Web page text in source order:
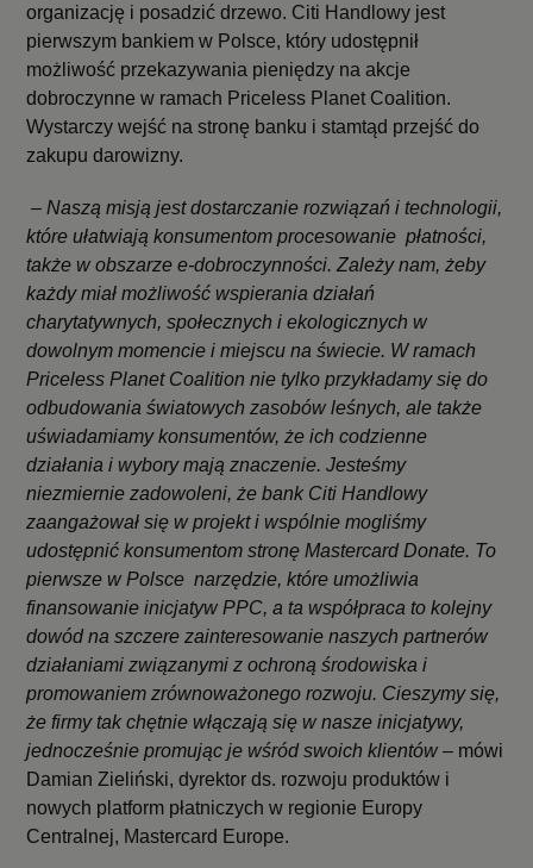
organizację i posadzić drzewo. Citi Handlowy jest
pierwszym bankiem w Polsce, który udostępnił
możliwość przekazywania pieniędzy na akcje
dobroczynne w ramach Priceless Planet Coalition.
Wystarczy wejść na stronę banku i stamtąd przejść do
zakupu darowizny.
–Naszą misją jest dostarczanie rozwiązań i technologii,
które ułatwiają konsumentom procesowanie płatności,
także w obszarze e-dobroczynności. Zależy nam, żeby
każdy miał możliwość wspierania działań
charytatywnych, społecznych i ekologicznych w
dowolnym momencie i miejscu na świecie. W ramach
Priceless Planet Coalition nie tylko przykładamy się do
odbudowania światowych zasobów leśnych, ale także
uświadamiamy konsumentów, że ich codzienne
działania i wybory mają znaczenie. Jesteśmy
niezmiernie zadowoleni, że bank Citi Handlowy
zaangażował się w projekt i wspólnie mogliśmy
udostępnić konsumentom stronę Mastercard Donate. To
pierwsze w Polsce narzędzie, które umożliwia
finansowanie inicjatyw PPC, a ta współpraca to kolejny
dowód na szczere zainteresowanie naszych partnerów
działaniami związanymi z ochroną środowiska i
promowaniem zrównoważonego rozwoju. Cieszymy się,
że firmy tak chętnie włączają się w nasze inicjatywy,
jednocześnie promując je wśród swoich klientów – mówi
Damian Zieliński, dyrektor ds. rozwoju produktów i
nowych platform płatniczych w regionie Europy
Centralnej, Mastercard Europe.